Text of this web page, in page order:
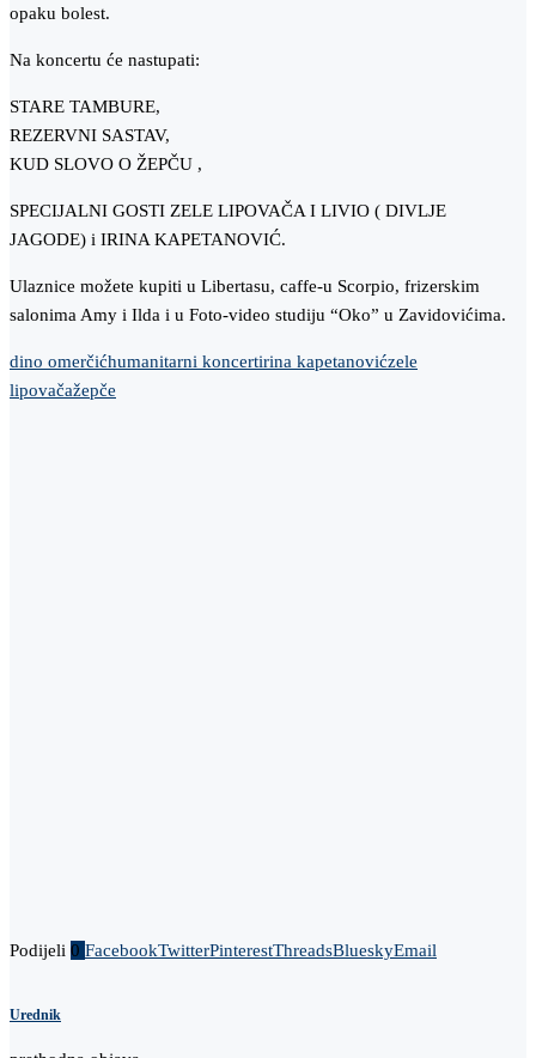
opaku bolest.
Na koncertu će nastupati:
STARE TAMBURE,
REZERVNI SASTAV,
KUD SLOVO O ŽEPČU ,
SPECIJALNI GOSTI ZELE LIPOVAČA I LIVIO ( DIVLJE
JAGODE) i IRINA KAPETANOVIĆ.
Ulaznice možete kupiti u Libertasu, caffe-u Scorpio, frizerskim
salonima Amy i Ilda i u Foto-video studiju “Oko” u Zavidovićima.
dino omerčićhumanitarni koncertirina kapetanovićzele
lipovačažepče
Podijeli 0 FacebookTwitterPinterestThreadsBlueskyEmail
Urednik